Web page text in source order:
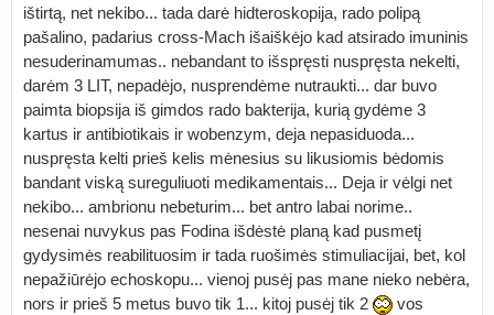
ištirtą, net nekibo... tada darė hidteroskopija, rado polipą
pašalino, padarius cross-Mach išaiškėjo kad atsirado imuninis
nesuderinamumas.. nebandant to išspręsti nuspręsta nekelti,
darėm 3 LIT, nepadėjo, nusprendėme nutraukti... dar buvo
paimta biopsija iš gimdos rado bakterija, kurią gydėme 3
kartus ir antibiotikais ir wobenzym, deja nepasiduoda...
nuspręsta kelti prieš kelis mėnesius su likusiomis bėdomis
bandant viską sureguliuoti medikamentais... Deja ir vėlgi net
nekibo... ambrionu nebeturim... bet antro labai norime..
nesenai nuvykus pas Fodina išdėstė planą kad pusmetį
gydysimės reabilituosim ir tada ruošimės stimuliacijai, bet, kol
nepažiūrėjo echoskopu... vienoj pusėj pas mane nieko nebėra,
nors ir prieš 5 metus buvo tik 1... kitoj pusėj tik 2
vos